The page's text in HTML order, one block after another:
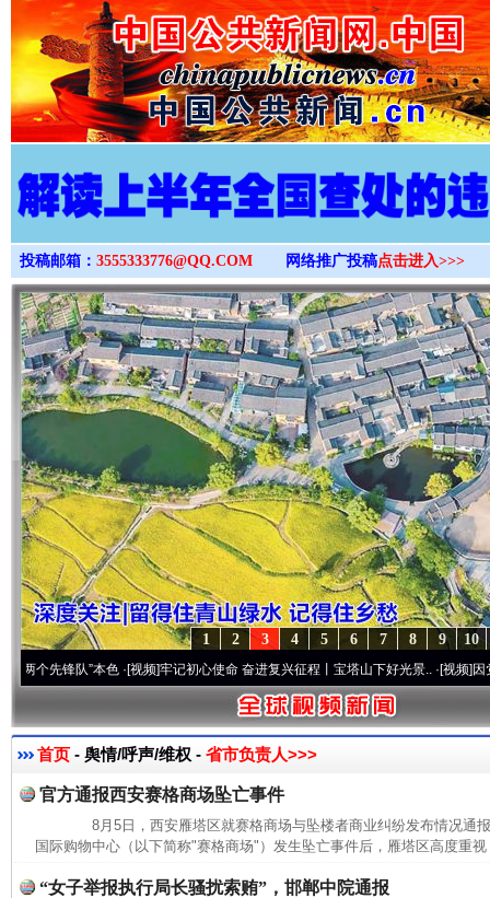
>
投稿邮箱： 3555333776@QQ.COM 网络推广投稿点击进入>>>
10
9
8
7
6
5
4
3
2
1
锋队”本色·[视频]牢记初心使命 奋进复兴征程丨宝塔山下好光景..·[视频]因党而生
首页 - 舆情/呼声/维权 - 省市负责人>>>
官方通报西安赛格商场坠亡事件
8月5日，西安雁塔区就赛格商场与坠楼者商业纠纷发布情况
国际购物中心（以下简称"赛格商场"）发生坠亡事件后，雁塔区高度重
“女子举报执行局长骚扰索贿”，邯郸中院通报